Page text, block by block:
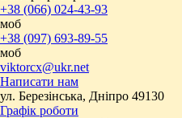
+38 (066) 024-43-93
моб
+38 (097) 693-89-55
моб
viktorcx@ukr.net
Написати нам
ул. Березінська, Дніпро 49130
Графік роботи